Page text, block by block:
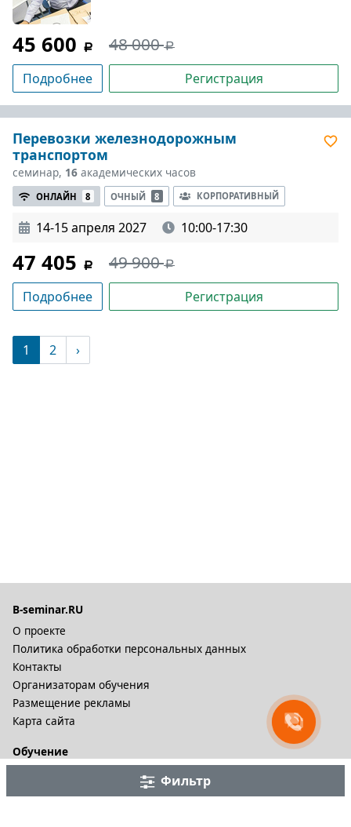
Фильтр
45 600 48 000
Подробнее Регистрация
Перевозки железнодорожным
транспортом
семинар, 16 академических часов
ОНЛАЙН 8 ОЧНЫЙ 8 КОРПОРАТИВНЫЙ
14-15 апреля 2027 10:00-17:30
47 405 49 900
Подробнее Регистрация
1 (текущая)
2 ›
B-seminar.RU
О проекте
Политика обработки персональных данных
Контакты
Организаторам обучения
Размещение рекламы
Карта сайта
Обучение
Дистационное обучение и видеокурсы